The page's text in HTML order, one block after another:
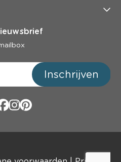
Inschrijven